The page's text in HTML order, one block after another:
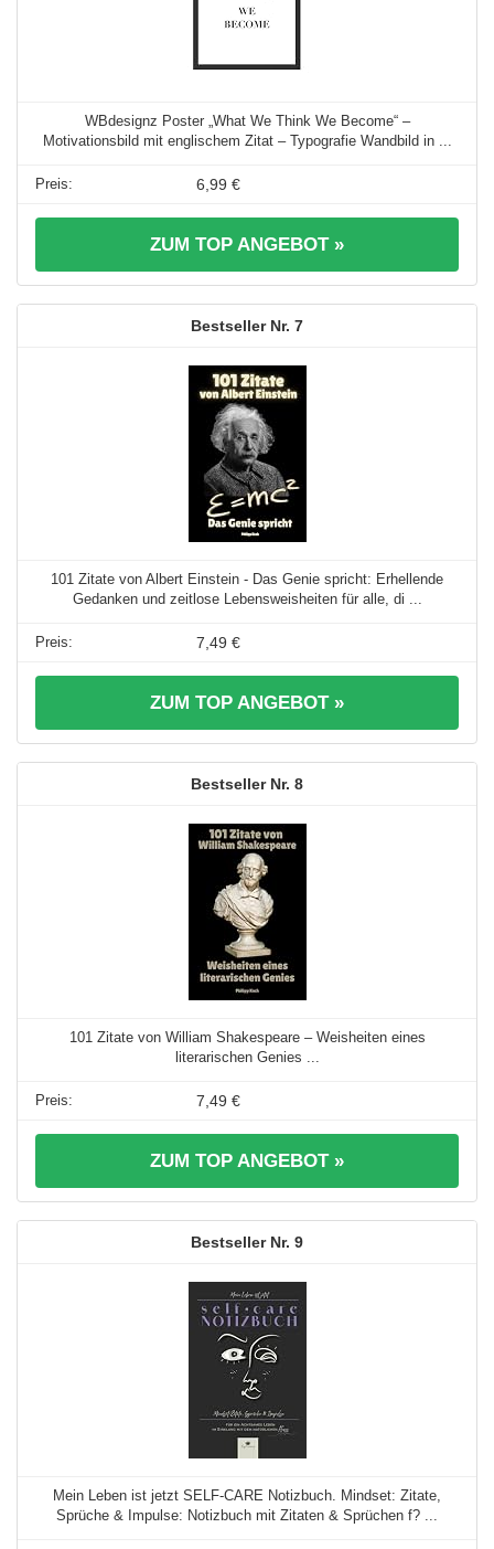
WBdesignz Poster „What We Think We Become“ –
Motivationsbild mit englischem Zitat – Typografie Wandbild in ...
6,99 €
ZUM TOP ANGEBOT »
7
101 Zitate von Albert Einstein - Das Genie spricht: Erhellende
Gedanken und zeitlose Lebensweisheiten für alle, di ...
7,49 €
ZUM TOP ANGEBOT »
8
101 Zitate von William Shakespeare – Weisheiten eines
literarischen Genies ...
7,49 €
ZUM TOP ANGEBOT »
9
Mein Leben ist jetzt SELF-CARE Notizbuch. Mindset: Zitate,
Sprüche & Impulse: Notizbuch mit Zitaten & Sprüchen f? ...